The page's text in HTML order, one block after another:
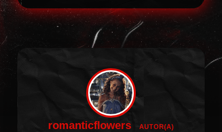
romanticflowers AUTOR(A)